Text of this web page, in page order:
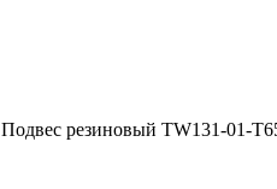
Подвес резиновый TW131-01-